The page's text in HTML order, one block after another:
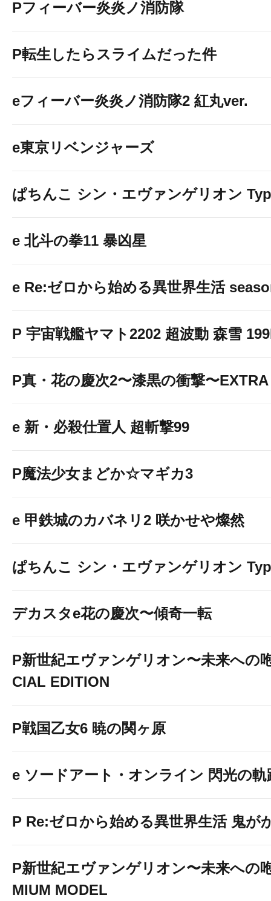
Pフィーバー炎炎ノ消防隊
P転生したらスライムだった件
eフィーバー炎炎ノ消防隊2 紅丸ver.
e東京リベンジャーズ
ぱちんこ シン・エヴァンゲリオン
e 北斗の拳11 暴凶星
e Re:ゼロから始める異世界生活
P 宇宙戦艦ヤマト2202 超波動 森雪
P真・花の慶次2〜漆黒の衝撃〜
e 新・必殺仕置人 超斬撃99
P魔法少女まどか☆マギカ3
e 甲鉄城のカバネリ2 咲かせや燦然
ぱちんこ シン・エヴァンゲリオン
デカスタe花の慶次〜傾奇一転
P新世紀エヴァンゲリオン〜未来への
CIAL EDITION
P戦国乙女6 暁の関ヶ原
e ソードアート・オンライン 閃光の軌
P Re:ゼロから始める異世界生活 鬼が
P新世紀エヴァンゲリオン〜未来への
MIUM MODEL